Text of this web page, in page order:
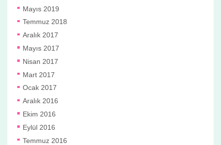
Mayıs 2019
Temmuz 2018
Aralık 2017
Mayıs 2017
Nisan 2017
Mart 2017
Ocak 2017
Aralık 2016
Ekim 2016
Eylül 2016
Temmuz 2016